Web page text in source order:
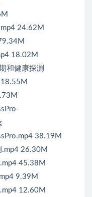
24.62M
18.02M
和健康探测
38.19M
26.30M
45.38M
9.39M
12.60M